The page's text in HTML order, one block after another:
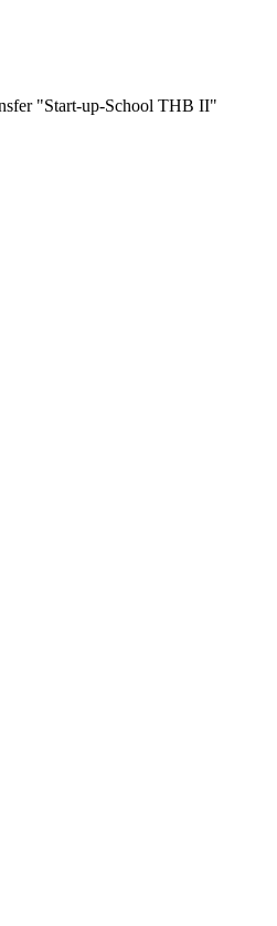
"Start-up-School THB II"